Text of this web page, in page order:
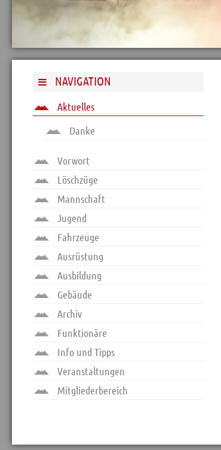
Mitgliederbereich
Kontakt
Sitemap
RSS News
Links
Datenschutz
NAVIGATION
Aktuelles
Danke
Vorwort
Löschzüge
Mannschaft
Jugend
Fahrzeuge
Ausrüstung
Ausbildung
Gebäude
Archiv
Funktionäre
Info und Tipps
Veranstaltungen
Mitgliederbereich